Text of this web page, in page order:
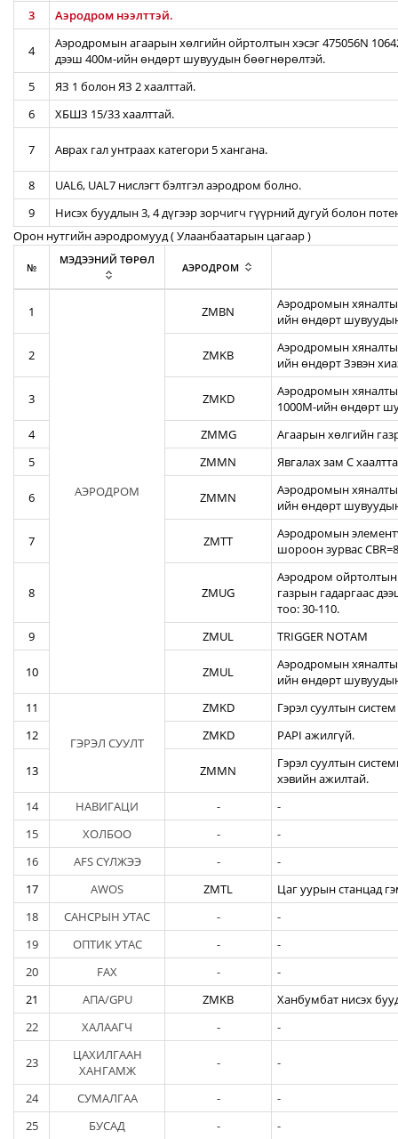
3
Аэродром нээлттэй.
4
Аэродромын агаарын хөлгийн ойртолтын хэсэг 475056N
дээш 400м-ийн өндөрт шувуудын бөөгнөрөлтэй.
5
ЯЗ 1 болон ЯЗ 2 хаалттай.
6
ХБШЗ 15/33 хаалттай.
7 Аврах гал унтраах категори 5 хангана.
8
UAL6, UAL7 нислэгт бэлтгэл аэродром болно.
9
Нисэх буудлын 3, 4 дүгээр зорчигч гүүрний дугуй болон
Орон нутгийн аэродромууд ( Улаанбаатарын цагаар )
№
МЭДЭЭНИЙ ТӨРӨЛ
АЭРОДРОМ
1
АЭРОДРОМ
ZMBN
Аэродромын
ийн өндөрт
2 ZMKB
Аэродромын
ийн өндөрт Зэвэн
3 ZMKD
Аэродромын
1000М-ийн өндөрт
4
ZMMG
Агаарын хөлгийн
5
ZMMN Явгалах зам С
6 ZMMN
Аэродромын
ийн өндөрт
7 ZMTT
Аэродромын
шороон зурвас
8 ZMUG
Аэродром ойртолтын
газрын гадаргаас
тоо: 30-110.
9
ZMUL TRIGGER NOTAM
10 ZMUL
Аэродромын
ийн өндөрт
11
ГЭРЭЛ СУУЛТ
ZMKD
Гэрэл суултын
12
ZMKD PAPI ажилгүй.
13 ZMMN
Гэрэл суултын
хэвийн ажилтай.
14
НАВИГАЦИ -
-
15
ХОЛБОО -
-
16
AFS СҮЛЖЭЭ -
-
17
AWOS ZMTL
Цаг уурын станцад
18
САНСРЫН УТАС -
-
19
ОПТИК УТАС -
-
20
FAX -
-
21
АПА/GPU ZMKB
Ханбумбат нисэх
22
ХАЛААГЧ - -
23
ЦАХИЛГААН
ХАНГАМЖ
- -
24 СУМАЛГАА -
-
25
БУСАД -
-